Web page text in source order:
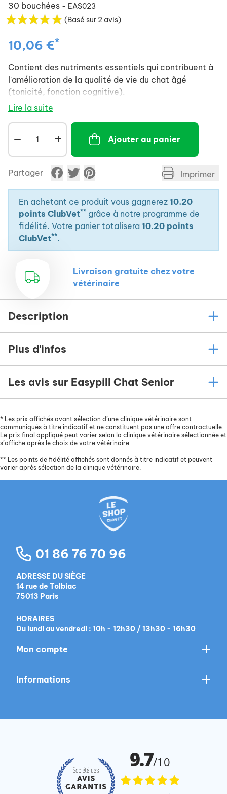
30 bouchées - EAS023
(Basé sur 2 avis)
10,06 €*
Contient des nutriments essentiels qui contribuent à
l'amélioration de la qualité de vie du chat âgé
(tonicité, fonction cognitive).
Lire la suite
Ajouter au panier
Partager Imprimer
En achetant ce produit vous gagnerez 10.20
points ClubVet** grâce à notre programme de
fidélité. Votre panier totalisera 10.20 points
ClubVet**.
Livraison gratuite chez votre
vétérinaire
Description
Plus d'infos
Les avis sur Easypill Chat Senior
* Les prix affichés avant sélection d’une clinique vétérinaire sont
communiqués à titre indicatif et ne constituent pas une offre contractuelle.
Le prix final appliqué peut varier selon la clinique vétérinaire sélectionnée et
s’affiche après le choix de votre vétérinaire.
** Les points de fidélité affichés sont donnés à titre indicatif et peuvent
varier après sélection de la clinique vétérinaire.
01 86 76 70 96
ADRESSE DU SIÈGE
14 rue de Tolbiac
75013 Paris
HORAIRES
Du lundi au vendredi : 10h - 12h30 / 13h30 - 16h30
Mon compte
Informations